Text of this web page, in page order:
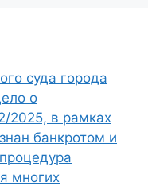
суда города
о
2025, в рамках
банкротом и
многих